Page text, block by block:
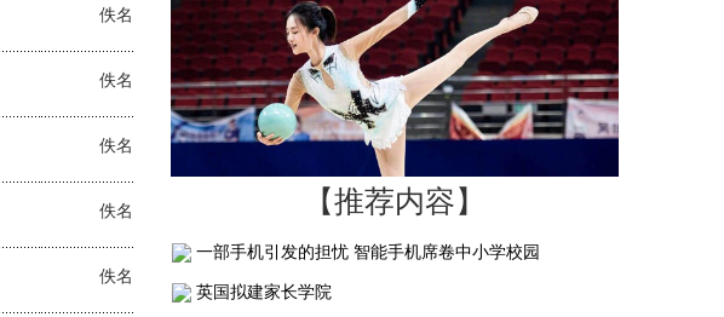
佚名
佚名
佚名
佚名
佚名
【推荐内容】
一部手机引发的担忧 智能手机席卷中小学校园
英国拟建家长学院